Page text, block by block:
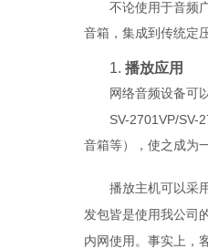
不论使用于音频
音箱，集成到传统定
1. 播放应用
网络音频设备可
SV-2701VP/SV-
音箱等），使之成为
播放主机可以采
发包皆是使用我公司
内网使用。事实上，